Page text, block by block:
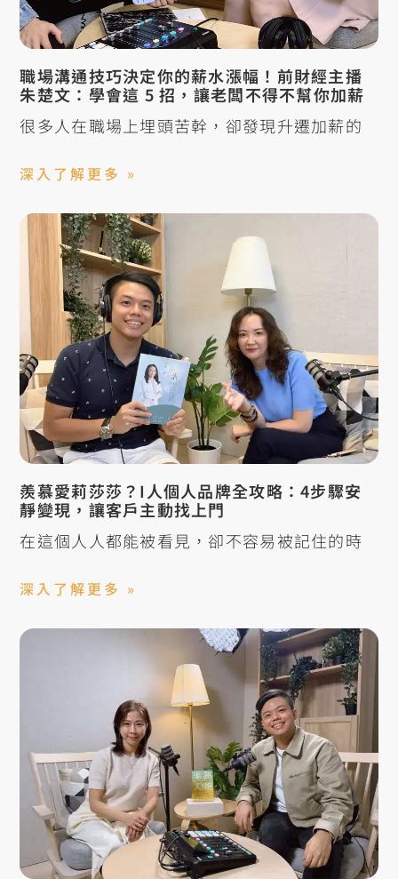
職場溝通技巧決定你的薪水漲幅！前財經主播
朱楚文：學會這 5 招，讓老闆不得不幫你加薪
很多人在職場上埋頭苦幹，卻發現升遷加薪的
深入了解更多 »
羨慕愛莉莎莎？I人個人品牌全攻略：4步驟安
靜變現，讓客戶主動找上門
在這個人人都能被看見，卻不容易被記住的時
深入了解更多 »